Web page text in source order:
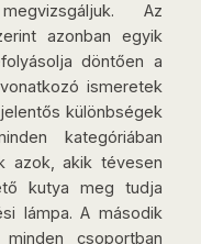
Az
azonban egyik
döntően a
ismeretek
különbségek
kategóriában
azok, akik tévesen
kutya meg tudja
lámpa. A második
csoportban